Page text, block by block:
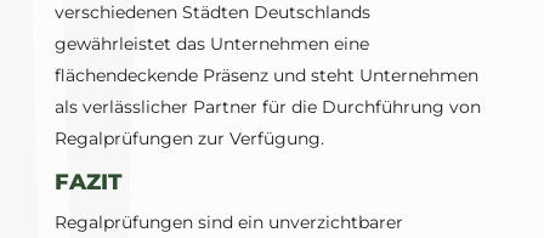
verschiedenen Städten Deutschlands
gewährleistet das Unternehmen eine
flächendeckende Präsenz und steht Unternehmen
als verlässlicher Partner für die Durchführung von
Regalprüfungen zur Verfügung.
FAZIT
Regalprüfungen sind ein unverzichtbarer